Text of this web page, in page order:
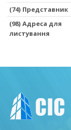
(74) Представник
(98) Адреса для
листування